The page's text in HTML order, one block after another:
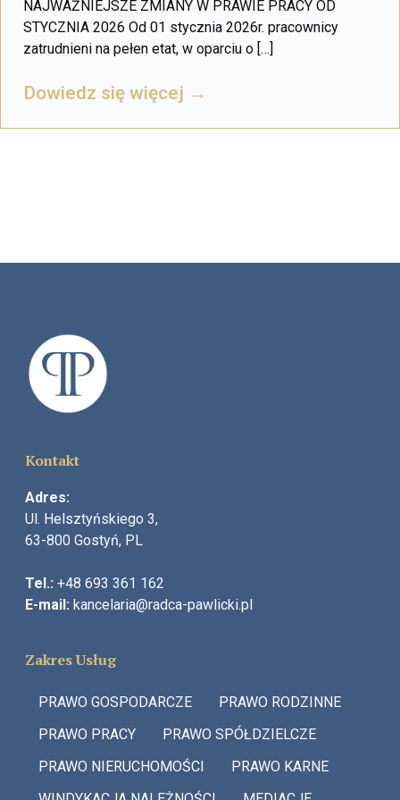
NAJWAŻNIEJSZE ZMIANY W PRAWIE PRACY OD
STYCZNIA 2026 Od 01 stycznia 2026r. pracownicy
zatrudnieni na pełen etat, w oparciu o […]
Dowiedz się więcej →
Kontakt
Adres:
Ul. Helsztyńskiego 3,
63-800 Gostyń, PL
Tel.: +48 693 361 162
E-mail: kancelaria@radca-pawlicki.pl
Zakres Usług
PRAWO GOSPODARCZE
PRAWO RODZINNE
PRAWO PRACY
PRAWO SPÓŁDZIELCZE
PRAWO NIERUCHOMOŚCI
PRAWO KARNE